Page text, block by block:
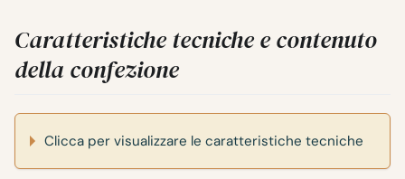
Caratteristiche tecniche e contenuto
della confezione
Clicca per visualizzare le caratteristiche tecniche